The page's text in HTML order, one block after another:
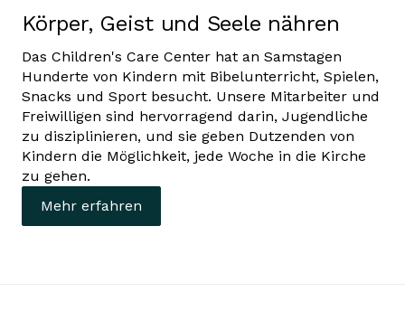
Körper, Geist und Seele nähren
Das Children's Care Center hat an Samstagen
Hunderte von Kindern mit Bibelunterricht, Spielen,
Snacks und Sport besucht. Unsere Mitarbeiter und
Freiwilligen sind hervorragend darin, Jugendliche
zu disziplinieren, und sie geben Dutzenden von
Kindern die Möglichkeit, jede Woche in die Kirche
zu gehen.
Mehr erfahren